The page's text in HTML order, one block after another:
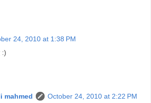
24, 2010 at 1:38 PM
:)
mahmed
October 24, 2010 at 2:22 PM